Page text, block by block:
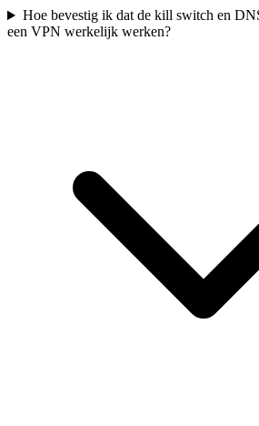
Hoe bevestig ik dat de kill switch en
een VPN werkelijk werken?